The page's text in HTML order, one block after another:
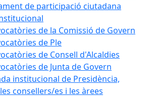
de participació ciutadana
de la Comissió de Govern
de Ple
de Consell d'Alcaldies
de Junta de Govern
institucional de Presidència,
consellers/es i les àrees